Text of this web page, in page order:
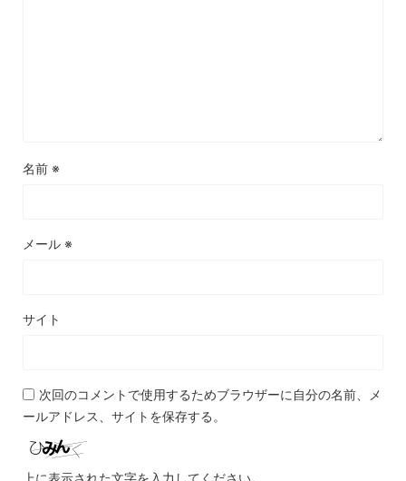
名前 ※
メール ※
サイト
次回のコメントで使用するためブラウザーに自分の名前、メ
ールアドレス、サイトを保存する。
上に表示された文字を入力してください。